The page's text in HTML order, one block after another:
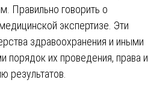
Правильно говорить о
экспертизе. Эти
здравоохранения и иными
их проведения, права и
результатов.